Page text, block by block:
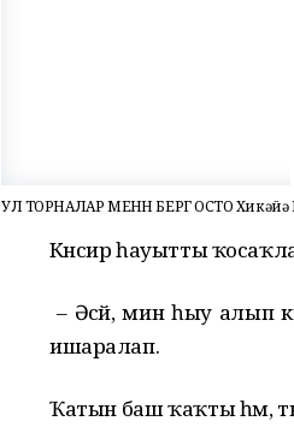
УЛ ТОРНАЛАР МЕНӘН БЕРГӘ ОСТО Хикәйә
Кәнсир һауытты
– Әсәй, мин һыу алып
ишаралап.
Ҡатын баш ҡаҡты һәм,